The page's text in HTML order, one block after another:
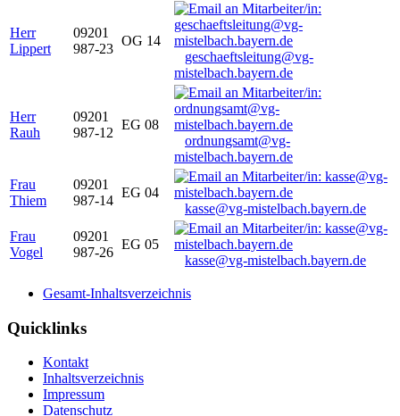
Herr
Lippert
09201
987-23
OG 14
geschaeftsleitung@vg-
mistelbach.bayern.de
Herr
Rauh
09201
987-12
EG 08
ordnungsamt@vg-
mistelbach.bayern.de
Frau
Thiem
09201
987-14
EG 04
kasse@vg-mistelbach.bayern.de
Frau
Vogel
09201
987-26
EG 05
kasse@vg-mistelbach.bayern.de
Gesamt-Inhaltsverzeichnis
Quicklinks
Kontakt
Inhaltsverzeichnis
Impressum
Datenschutz